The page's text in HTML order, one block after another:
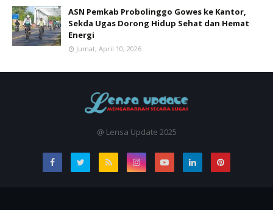
ASN Pemkab Probolinggo Gowes ke Kantor,
Sekda Ugas Dorong Hidup Sehat dan Hemat
Energi
Jumat, April 10, 2026
@ Lensa Update 2025